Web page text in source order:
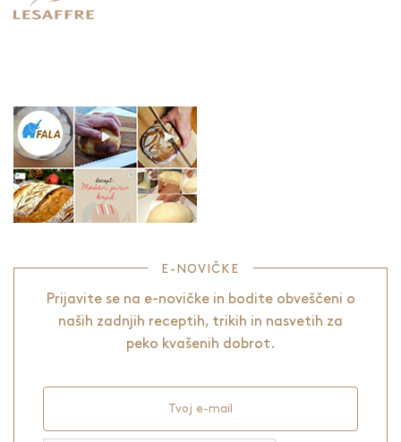
E-NOVIČKE
Prijavite se na e-novičke in bodite obveščeni o
naših zadnjih receptih, trikih in nasvetih za
peko kvašenih dobrot.
Tvoj e-mail